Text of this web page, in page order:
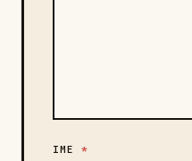
IME*